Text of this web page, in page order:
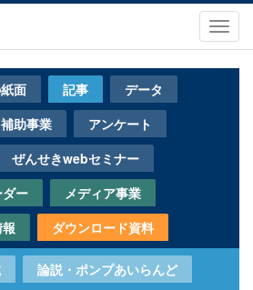
面 記事
データ
補助事業
アンケート
ぜんせきwebセミナー
ー
メディア事業
ダウンロード資料
論説・ポンプあいらんど